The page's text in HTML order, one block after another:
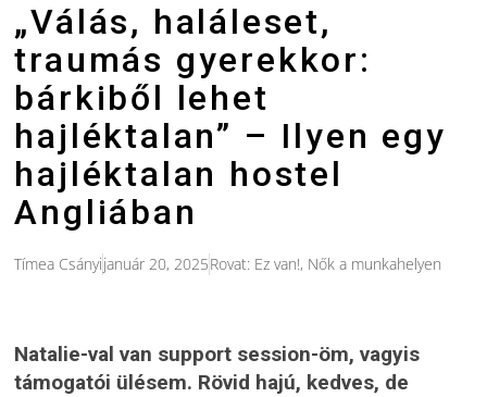
„Válás, haláleset,
traumás gyerekkor:
bárkiből lehet
hajléktalan” – Ilyen egy
hajléktalan hostel
Angliában
Tímea Csányijanuár 20, 2025Rovat: Ez van!, Nők a munkahelyen
Natalie-val van support session-öm, vagyis
támogatói ülésem. Rövid hajú, kedves, de